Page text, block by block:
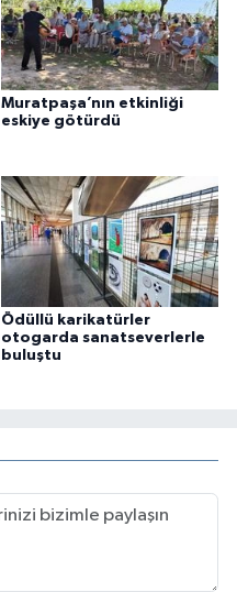
Muratpaşa’nın etkinliği
eskiye götürdü
Ödüllü karikatürler
otogarda sanatseverlerle
buluştu